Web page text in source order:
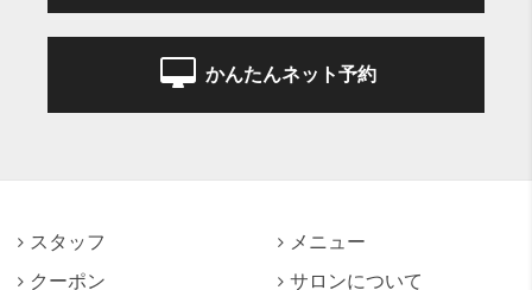
かんたんネット予約
スタッフ
メニュー
クーポン
サロンについて